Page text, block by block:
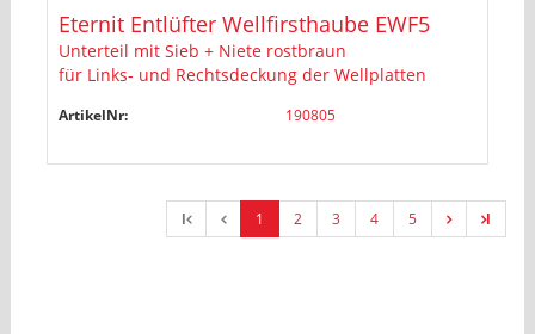
Eternit Entlüfter Wellfirsthaube EWF5
Unterteil mit Sieb + Niete rostbraun
für Links- und Rechtsdeckung der Wellplatten
ArtikelNr: 190805
l 1 2 3 4 5 l